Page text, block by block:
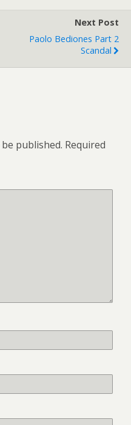
Next Post
Paolo Bediones Part 2
Scandal
published. Required